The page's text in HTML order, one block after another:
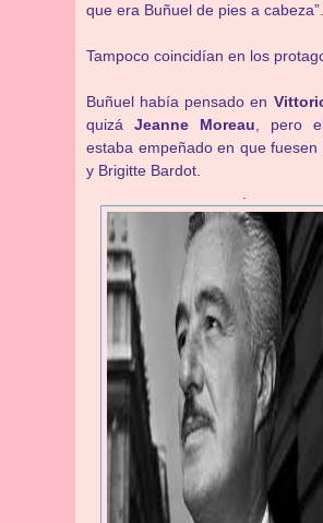
que era Buñuel de pies a cabeza”.
Tampoco coincidían en los
Buñuel había pensado en
quizá Jeanne Moreau , pero
estaba empeñado en que fuesen
y Brigitte Bardot.